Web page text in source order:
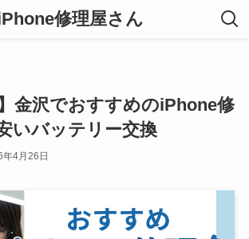
修理屋さん
】金沢でおすすめのiPhone修
いバッテリー交換
4月26日